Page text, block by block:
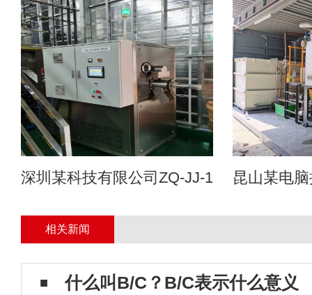
深圳某科技有限公司ZQ-JJ-1T蒸汽低温结
昆山某电
相关新闻
什么叫B/C？B/C表示什么意义